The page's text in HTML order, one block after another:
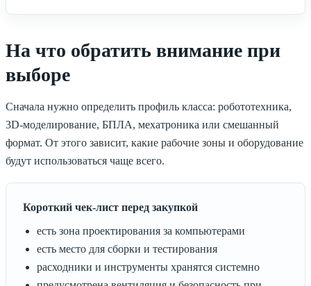
На что обратить внимание при
выборе
Сначала нужно определить профиль класса: робототехника,
3D-моделирование, БПЛА, мехатроника или смешанный
формат. От этого зависит, какие рабочие зоны и оборудование
будут использоваться чаще всего.
Короткий чек-лист перед закупкой
есть зона проектирования за компьютерами
есть место для сборки и тестирования
расходники и инструменты хранятся системно